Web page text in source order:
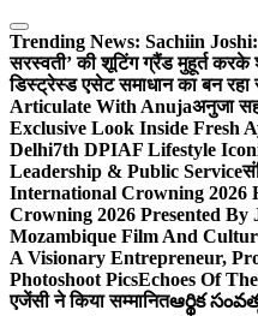
Trending News: Sachiin
सरस्वती’ की शूटिंग ग्रैंड मुहूर्त
डिस्ट्रेस्ड एसेट समाधान का बन रहा
Articulate With Anujaअनुजा
Exclusive Look Inside Fresh
Delhi7th DPIAF Lifestyle
Leadership & Public Service
International Crowning 2026
Crowning 2026 Presented By
Mozambique Film And
A Visionary Entrepreneur,
Photoshoot PicsEchoes Of
एजेंसी ने किया सम्मानितఆర్థిక